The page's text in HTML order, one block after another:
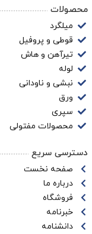
محصولات
میلگرد
قوطی و پروفیل
تیرآهن و هاش
لوله
نبشی و ناودانی
ورق
سپری
محصولات مفتولی
دسترسی سریع
صفحه نخست
درباره ما
فروشگاه
خبرنامه
دانشنامه